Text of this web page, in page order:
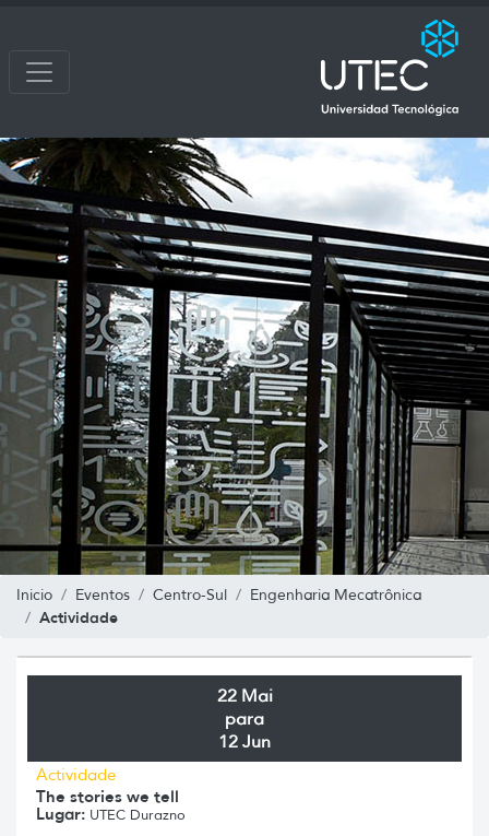
Inicio Eventos Centro-Sul Engenharia Mecatrônica
Actividade
22 Mai
para
12 Jun
Actividade
The stories we tell
Lugar: UTEC Durazno